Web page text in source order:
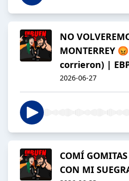
NO
MONTERREY
corrieron) |
2026-06-27
COMÍ
CON MI